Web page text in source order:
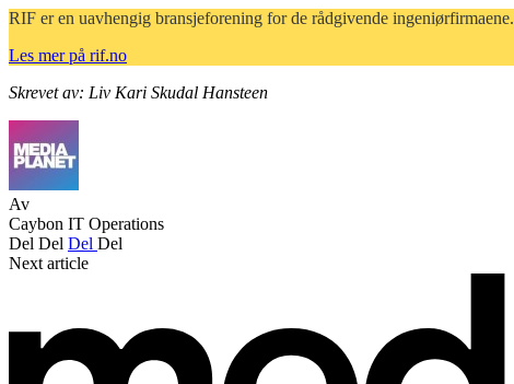
RIF er en uavhengig bransjeforening for de rådgivende ingeniørfirmaene.
Les mer på rif.no
Skrevet av: Liv Kari Skudal Hansteen
Av
Caybon IT Operations
Del Del Del Del
Next article